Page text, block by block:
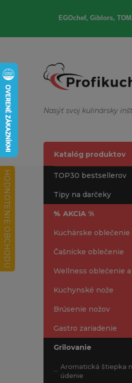
EGOchef, Giblors,
Nasýť svoj kulinársky
Katalóg produktov
TOP30 bestsellerov
Tipy na darčeky
% AKCIA %
Kuchárske oblečenie
Čašnícke oblečenie
Wellness oblečenie
Kuchynské nože
Brúsenie nožov
Gastro zariadenie
Grilovanie
Aromatická štiepka
údenie
HODNOTENIE OBCHODU